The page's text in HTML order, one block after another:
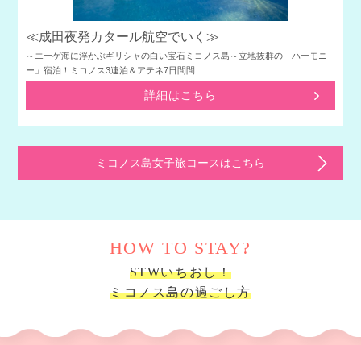
≪成田夜発カタール航空でいく≫
～エーゲ海に浮かぶギリシャの白い宝石ミコノス島～立地抜群の「ハーモニ
ー」宿泊！ミコノス3連泊＆アテネ7日間間
詳細はこちら
ミコノス島女子旅コースはこちら
HOW TO STAY?
STWいちおし！
ミコノス島の過ごし方